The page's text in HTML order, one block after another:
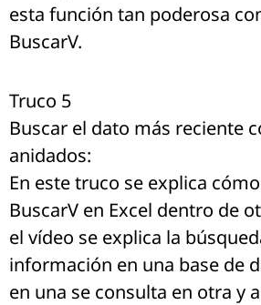
esta función tan poderosa
BuscarV.
Truco 5
Buscar el dato más reciente
anidados:
En este truco se explica
BuscarV en Excel dentro de
el vídeo se explica la
información en una base de
en una se consulta en otra y